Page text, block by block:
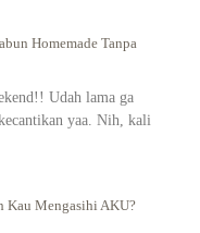
Homemade Tanpa
Udah lama ga
yaa. Nih, kali
Kau Mengasihi AKU?